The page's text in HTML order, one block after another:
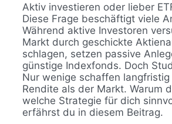
Aktiv investieren oder lieber
Diese Frage beschäftigt viele
Während aktive Investoren
Markt durch geschickte
schlagen, setzen passive
günstige Indexfonds. Doch
Nur wenige schaffen
Rendite als der Markt. Warum
welche Strategie für dich
erfährst du in diesem Beitrag.